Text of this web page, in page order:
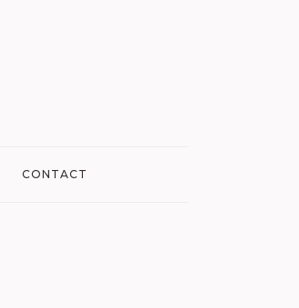
CONTACT